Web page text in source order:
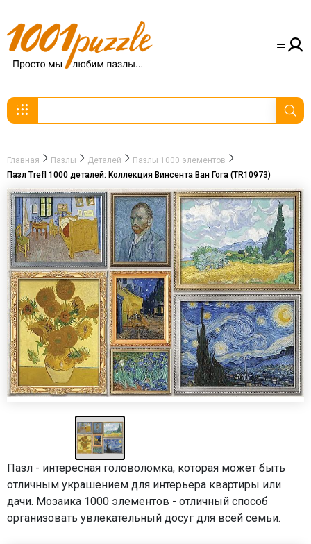
Главная Пазлы Деталей
Пазлы 1000 элементов
Пазл Trefl 1000 деталей: Коллекция Винсента Ван Гога (TR10973)
Пазл - интересная головоломка, которая может быть
отличным украшением для интерьера квартиры или
дачи. Мозаика 1000 элементов - отличный способ
организовать увлекательный досуг для всей семьи.